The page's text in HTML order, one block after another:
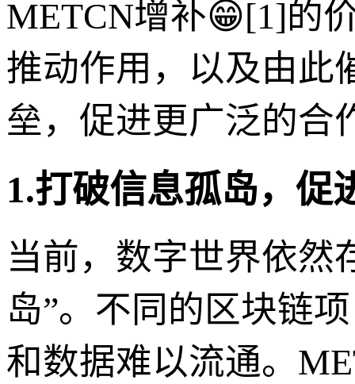
METCN增补😁[1]的
推动作用，以及由此
垒，促进更广泛的合
1.打破信息孤岛，促
当前，数字世界依然
岛”。不同的区块链
和数据难以流通。